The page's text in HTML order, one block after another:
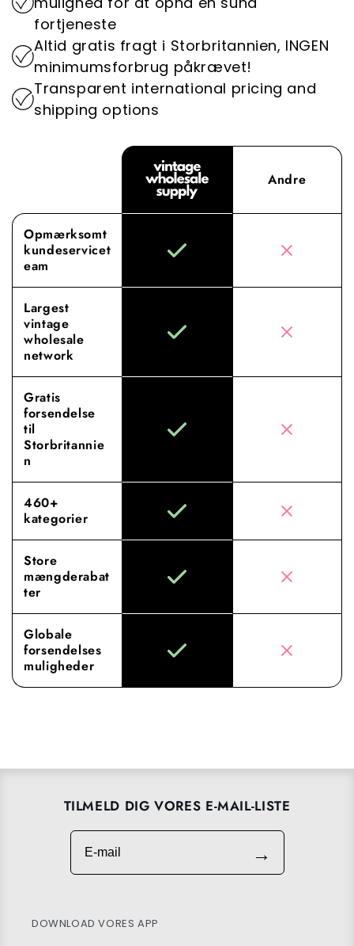
Supply, hvor vores dedikation til overlegne
indkøb og service løfter din engrosoplevelse til
nye højder.
fortjeneste
Altid gratis fragt i Storbritannien, INGEN
minimumsforbrug påkrævet!
Transparent international pricing and
shipping options
Andre
Opmærksomt
kundeservicet
eam
Largest
vintage
wholesale
network
Gratis
forsendelse
til
Storbritannie
n
460+
kategorier
Store
mængderabat
ter
Globale
forsendelses
muligheder
TILMELD DIG VORES E-MAIL-LISTE
E-mail
→
DOWNLOAD VORES APP